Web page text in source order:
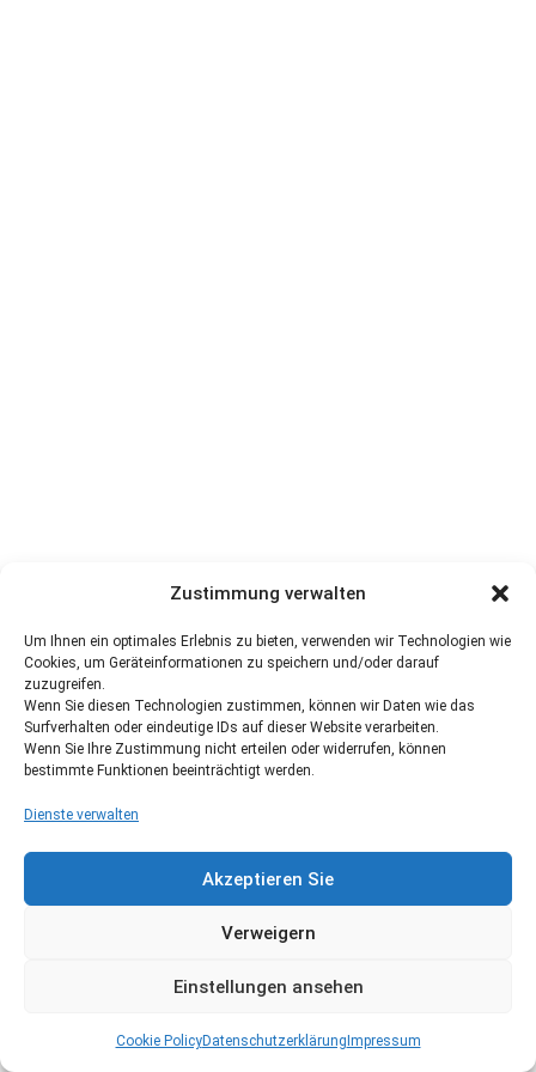
Zustimmung verwalten
Um Ihnen ein optimales Erlebnis zu bieten, verwenden wir Technologien wie
Cookies, um Geräteinformationen zu speichern und/oder darauf
zuzugreifen.
Wenn Sie diesen Technologien zustimmen, können wir Daten wie das
Surfverhalten oder eindeutige IDs auf dieser Website verarbeiten.
Wenn Sie Ihre Zustimmung nicht erteilen oder widerrufen, können
bestimmte Funktionen beeinträchtigt werden.
Dienste verwalten
Akzeptieren Sie
Verweigern
Einstellungen ansehen
Cookie PolicyDatenschutzerklärung Impressum